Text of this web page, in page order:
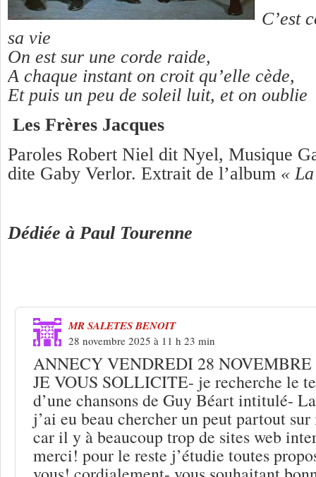
C’est
sa vie
On est sur une corde raide,
A chaque instant on croit qu’elle cède,
Et puis un peu de soleil luit, et on oublie
Les Frères Jacques
Paroles Robert Niel dit Nyel, Musique
dite Gaby Verlor. Extrait de l’album «
Dédiée à Paul Tourenne
MR SALETES BENOIT
28 novembre 2025 à 11 h 23 min
ANNECY VENDREDI 28 NOVEMBRE
JE VOUS SOLLICITE- je recherche le
d’une chansons de Guy Béart intitulé-
j’ai eu beau chercher un peut partout
car il y à beaucoup trop de sites web
merci! pour le reste j’étudie toutes